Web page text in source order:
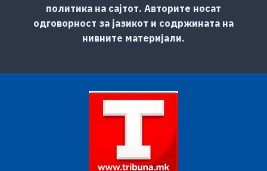
политика на сајтот. Авторите носат
одговорност за јазикот и содржината на
нивните материјали.